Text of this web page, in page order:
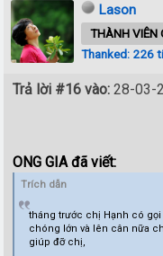
Lason
THÀNH VIÊN
Thanked: 226
Trả lời #16 vào: 28-03-
ONG GIA đã viết:
Trích dẫn
tháng trước chị Hạnh có
chóng lớn và lên cân nữa
giúp đỡ chị,